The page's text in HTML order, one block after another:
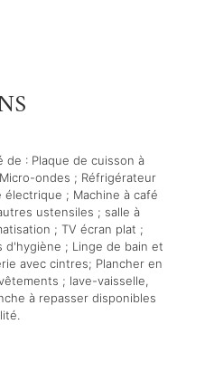
de : Plaque de cuisson à
ondes ; Réfrigérateur
; Machine à café
ustensiles ; salle à
; TV écran plat ;
d'hygiène ; Linge de bain et
avec cintres; Plancher en
; lave-vaisselle,
à repasser disponibles